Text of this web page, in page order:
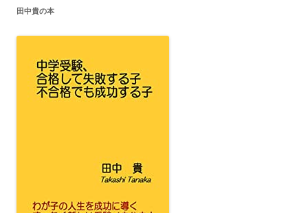
田中貴の本